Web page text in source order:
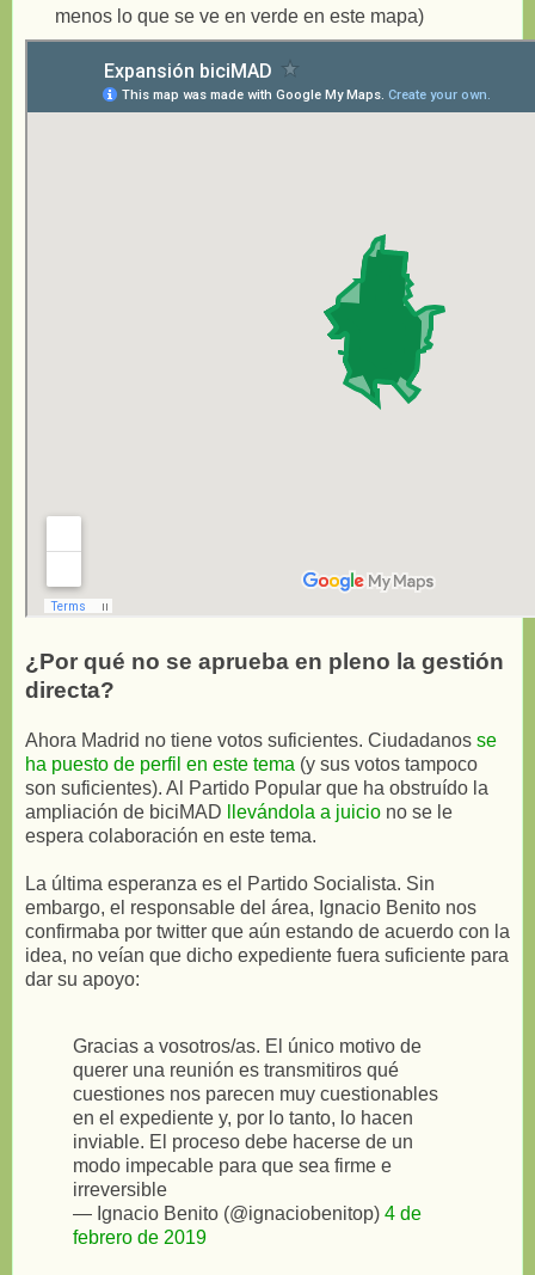
menos lo que se ve en verde en este mapa)
¿Por qué no se aprueba en pleno la gestión
directa?
Ahora Madrid no tiene votos suficientes. Ciudadanos se
ha puesto de perfil en este tema (y sus votos tampoco
son suficientes). Al Partido Popular que ha obstruído la
ampliación de biciMAD llevándola a juicio no se le
espera colaboración en este tema.
La última esperanza es el Partido Socialista. Sin
embargo, el responsable del área, Ignacio Benito nos
confirmaba por twitter que aún estando de acuerdo con la
idea, no veían que dicho expediente fuera suficiente para
dar su apoyo:
Gracias a vosotros/as. El único motivo de
querer una reunión es transmitiros qué
cuestiones nos parecen muy cuestionables
en el expediente y, por lo tanto, lo hacen
inviable. El proceso debe hacerse de un
modo impecable para que sea firme e
irreversible
— Ignacio Benito (@ignaciobenitop) 4 de
febrero de 2019